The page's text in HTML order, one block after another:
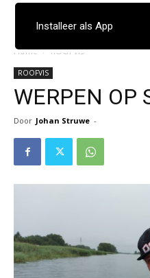
Home ROOFVIS
ROOFVIS
WERPEN OP
Door Johan Struwe -
Installeer als App